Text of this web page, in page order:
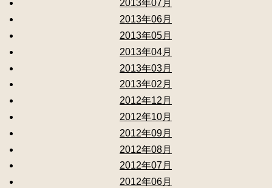
2013年07月
2013年06月
2013年05月
2013年04月
2013年03月
2013年02月
2012年12月
2012年10月
2012年09月
2012年08月
2012年07月
2012年06月